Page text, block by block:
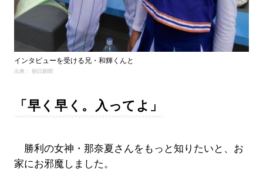
インタビューを受ける兄・和輝くんと
出典： 朝日新聞
「早く早く。入ってよ」
勝利の女神・那奈夏さんをもっと知りたいと、お
家にお邪魔しました。